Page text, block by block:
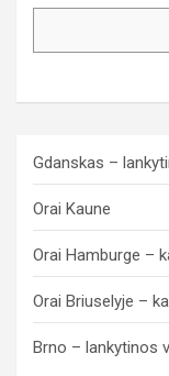
Gdanskas –
Orai Kaune
Orai Hamburge –
Orai Briuselyje –
Brno – lankytinos